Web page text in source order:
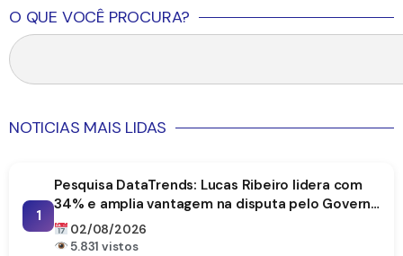
O QUE VOCÊ PROCURA?
NOTICIAS MAIS LIDAS
1
Pesquisa DataTrends: Lucas Ribeiro lidera com
34% e amplia vantagem na disputa pelo Governo
da Paraíba
02/08/2026
5.831 vistos